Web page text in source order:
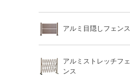
アルミ目隠しフェンス
アルミストレッチフェ
ンス